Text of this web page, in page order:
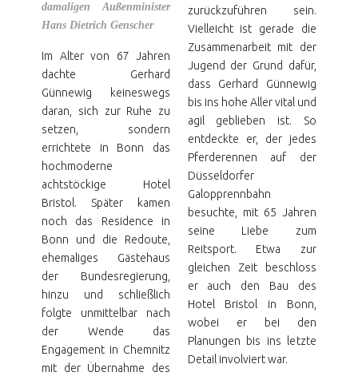
damaligen Außenminister
Hans Dietrich Genscher
Im Alter von 67 Jahren
dachte Gerhard
Günnewig keineswegs
daran, sich zur Ruhe zu
setzen, sondern
errichtete in Bonn das
hochmoderne
achtstöckige Hotel
Bristol. Später kamen
noch das Residence in
Bonn und die Redoute,
ehemaliges Gästehaus
der Bundesregierung,
hinzu und schließlich
folgte unmittelbar nach
der Wende das
Engagement in Chemnitz
mit der Übernahme des
zurückzuführen sein.
Vielleicht ist gerade die
Zusammenarbeit mit der
Jugend der Grund dafür,
dass Gerhard Günnewig
bis ins hohe Aller vital und
agil geblieben ist. So
entdeckte er, der jedes
Pferderennen auf der
Düsseldorfer
Galopprennbahn
besuchte, mit 65 Jahren
seine Liebe zum
Reitsport. Etwa zur
gleichen Zeit beschloss
er auch den Bau des
Hotel Bristol in Bonn,
wobei er bei den
Planungen bis ins letzte
Detail involviert war.